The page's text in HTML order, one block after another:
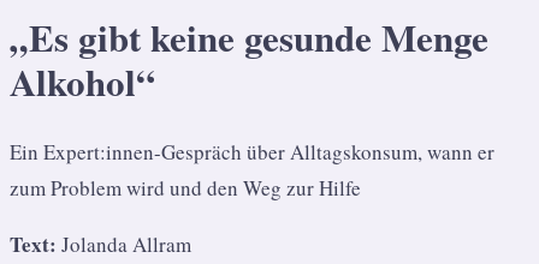
„Es gibt keine gesunde Menge
Alkohol“
Ein Expert:innen-Gespräch über Alltagskonsum, wann er
zum Problem wird und den Weg zur Hilfe
Text: Jolanda Allram